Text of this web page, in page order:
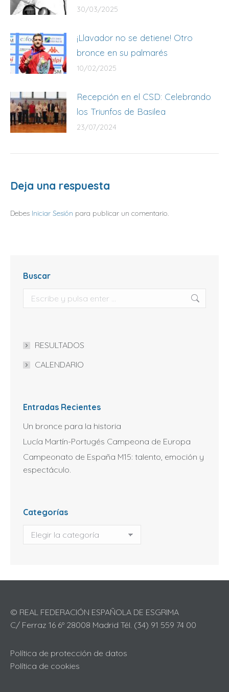
30/03/2025
¡Llavador no se detiene! Otro
bronce en su palmarés
10/02/2025
Recepción en el CSD: Celebrando
los Triunfos de Basilea
23/07/2024
Deja una respuesta
Debes Iniciar Sesión para publicar un comentario.
Buscar
Buscar:
RESULTADOS
CALENDARIO
Entradas Recientes
Un bronce para la historia
Lucía Martín-Portugés Campeona de Europa
Campeonato de España M15: talento, emoción y
espectáculo.
Categorías
Categorías
© REAL FEDERACIÓN ESPAÑOLA DE ESGRIMA
C/ Ferraz 16 6º 28008 Madrid Tél. (34) 91 559 74 00
Política de protección de datos
Política de cookies